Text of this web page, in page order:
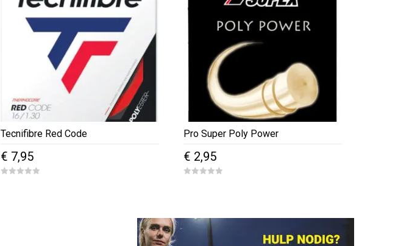
Tecnifibre Red Code
€ 7,95
Pro Super Poly Power
€ 2,95
f